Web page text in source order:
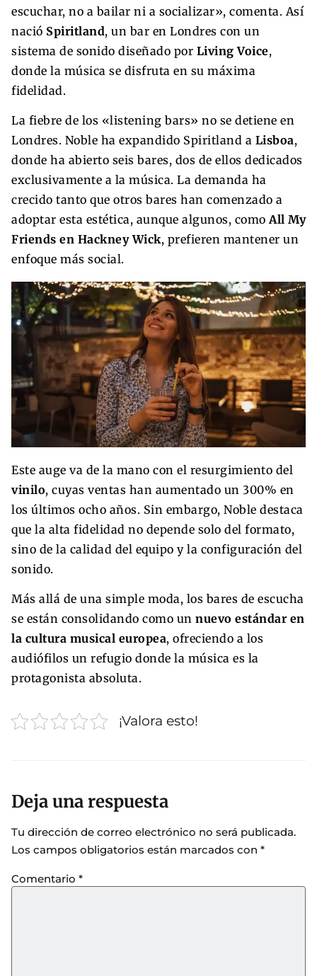
escuchar, no a bailar ni a socializar», comenta. Así
nació Spiritland, un bar en Londres con un
sistema de sonido diseñado por Living Voice,
donde la música se disfruta en su máxima
fidelidad.
La fiebre de los «listening bars» no se detiene en
Londres. Noble ha expandido Spiritland a Lisboa,
donde ha abierto seis bares, dos de ellos dedicados
exclusivamente a la música. La demanda ha
crecido tanto que otros bares han comenzado a
adoptar esta estética, aunque algunos, comoAll My
Friends en Hackney Wick, prefieren mantener un
enfoque más social.
Este auge va de la mano con el resurgimiento del
vinilo, cuyas ventas han aumentado un 300% en
los últimos ocho años. Sin embargo, Noble destaca
que la alta fidelidad no depende solo del formato,
sino de la calidad del equipo y la configuración del
sonido.
Más allá de una simple moda, los bares de escucha
se están consolidando como un nuevo estándar en
la cultura musical europea, ofreciendo a los
audiófilos un refugio donde la música es la
protagonista absoluta.
¡Valora esto!
Deja una respuesta
Tu dirección de correo electrónico no será publicada.
Los campos obligatorios están marcados con *
Comentario *